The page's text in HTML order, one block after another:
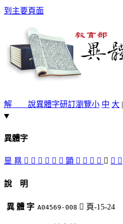
到主要頁面
解 說異體字研訂瀏覽小 中 大 |
異體字
㫫 㬎 󶪠 󶪣 󶪡 󶪤 󶪥 󶪦 顕 𩔰 󶪝 󶪞 󶪢 󶪟 󶪛 󶪜
說 明
異 體 字 A04569-008 󶪟 頁-15-24